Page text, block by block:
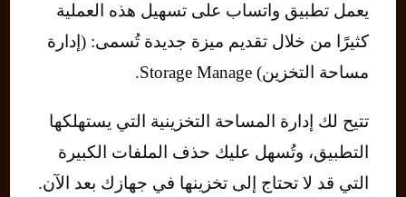
يعمل تطبيق واتساب على تسهيل هذه العملية
كثيرًا من خلال تقديم ميزة جديدة تُسمى: (إدارة
مساحة التخزين) Storage Manage.
تتيح لك إدارة المساحة التخزينية التي يستهلكها
التطبيق، وتُسهل عليك حذف الملفات الكبيرة
التي قد لا تحتاج إلى تخزينها في جهازك بعد الآن.